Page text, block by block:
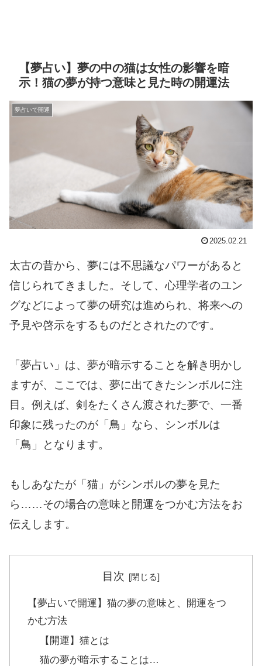
【夢占い】夢の中の猫は女性の影響を暗
示！猫の夢が持つ意味と見た時の開運法
夢占いで開運
2025.02.21
太古の昔から、夢には不思議なパワーがあると
信じられてきました。そして、心理学者のユン
グなどによって夢の研究は進められ、将来への
予見や啓示をするものだとされたのです。
「夢占い」は、夢が暗示することを解き明かし
ますが、ここでは、夢に出てきたシンボルに注
目。例えば、剣をたくさん渡された夢で、一番
印象に残ったのが「鳥」なら、シンボルは
「鳥」となります。
もしあなたが「猫」がシンボルの夢を見た
ら……その場合の意味と開運をつかむ方法をお
伝えします。
目次
【夢占いで開運】猫の夢の意味と、開運をつ
かむ方法
【開運】猫とは
猫の夢が暗示することは…